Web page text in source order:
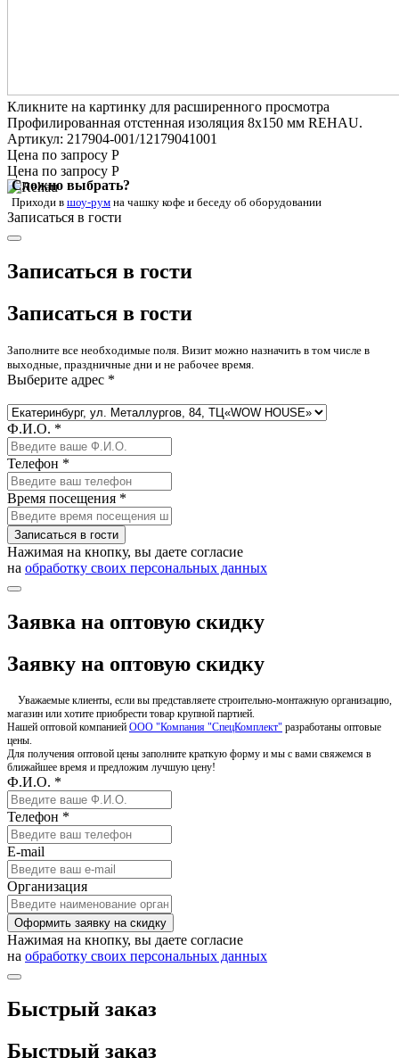
Кликните на картинку для расширенного просмотра
Профилированная отстенная изоляция 8x150 мм REHAU.
Артикул: 217904-001/12179041001
Цена по запросу Р
Цена по запросу Р
Сложно выбрать?
Приходи в шоу-рум на чашку кофе и беседу об оборудовании
Записаться в гости
Записаться в гости
Записаться в гости
Заполните все необходимые поля. Визит можно назначить в том числе в
выходные, праздничные дни и не рабочее время.
Выберите адрес *
Ф.И.О. *
Телефон *
Время посещения *
Записаться в гости
Нажимая на кнопку, вы даете согласие
на обработку своих персональных данных
Заявка на оптовую скидку
Заявку на оптовую скидку
Уважаемые клиенты, если вы представляете строительно-монтажную организацию,
магазин или хотите приобрести товар крупной партией.
Нашей оптовой компанией ООО "Компания "СпецКомплект" разработаны оптовые
цены.
Для получения оптовой цены заполните краткую форму и мы с вами свяжемся в
ближайшее время и предложим лучшую цену!
Ф.И.О. *
Телефон *
E-mail
Организация
Оформить заявку на скидку
Нажимая на кнопку, вы даете согласие
на обработку своих персональных данных
Быстрый заказ
Быстрый заказ